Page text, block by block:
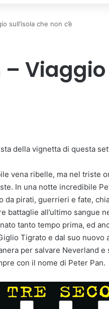
sull’isola che non c’è
della vignetta di questa
vena ribelle, ma nel triste
In una notte incredibile
pirati, guerrieri e fate,
battaglie all’ultimo sangue
tanto tempo prima, ed
Tigrato e dal suo nuovo
per salvare Neverland
con il nome di Peter Pan.